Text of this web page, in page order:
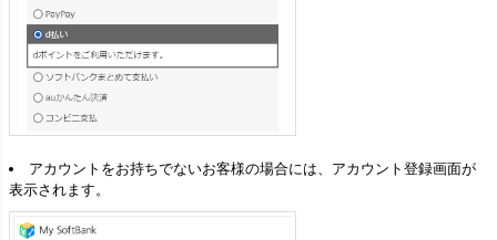
アカウントをお持ちでないお客様の場合には、アカウント登録画面が
表示されます。